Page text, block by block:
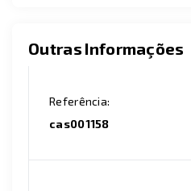
Outras Informações
Referência:
cas001158